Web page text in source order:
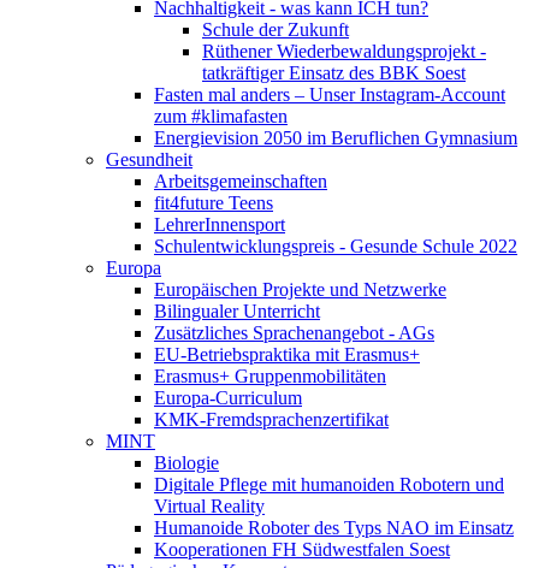
Nachhaltigkeit - was kann ICH tun?
Schule der Zukunft
Rüthener Wiederbewaldungsprojekt -
tatkräftiger Einsatz des BBK Soest
Fasten mal anders – Unser Instagram-Account
zum #klimafasten
Energievision 2050 im Beruflichen Gymnasium
Gesundheit
Arbeitsgemeinschaften
fit4future Teens
LehrerInnensport
Schulentwicklungspreis - Gesunde Schule 2022
Europa
Europäischen Projekte und Netzwerke
Bilingualer Unterricht
Zusätzliches Sprachenangebot - AGs
EU-Betriebspraktika mit Erasmus+
Erasmus+ Gruppenmobilitäten
Europa-Curriculum
KMK-Fremdsprachenzertifikat
MINT
Biologie
Digitale Pflege mit humanoiden Robotern und
Virtual Reality
Humanoide Roboter des Typs NAO im Einsatz
Kooperationen FH Südwestfalen Soest